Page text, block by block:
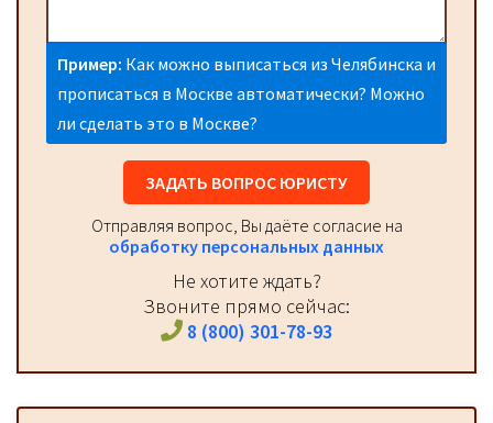
Пример: Как можно выписаться из Челябинска и
прописаться в Москве автоматически? Можно
ли сделать это в Москве?
ЗАДАТЬ ВОПРОС ЮРИСТУ
Отправляя вопрос, Вы даёте согласие на
обработку персональных данных
Не хотите ждать?
Звоните прямо сейчас:
8 (800) 301-78-93